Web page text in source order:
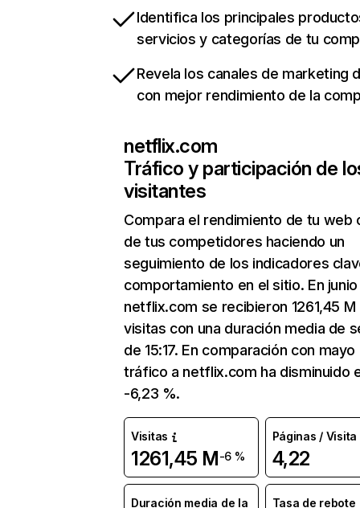
Identifica los principales
servicios y categorías de tu
Revela los canales de marketing
con mejor rendimiento de la
netflix.com
Tráfico y participación de
visitantes
Compara el rendimiento de tu web
de tus competidores haciendo un
seguimiento de los indicadores
comportamiento en el sitio. En junio
netflix.com se recibieron 1261,45 M
visitas con una duración media de
de 15:17. En comparación con mayo
tráfico a netflix.com ha disminuido
-6,23 %.
Visitas
1261,45 M-6 %
Páginas / Visita
4,22
Duración media de la
Tasa de rebote